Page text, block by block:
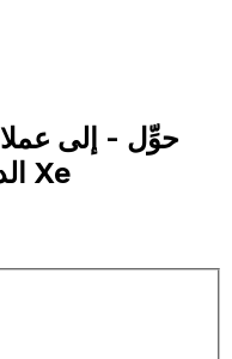
الدولار الأسترالية | إكس إي Xe